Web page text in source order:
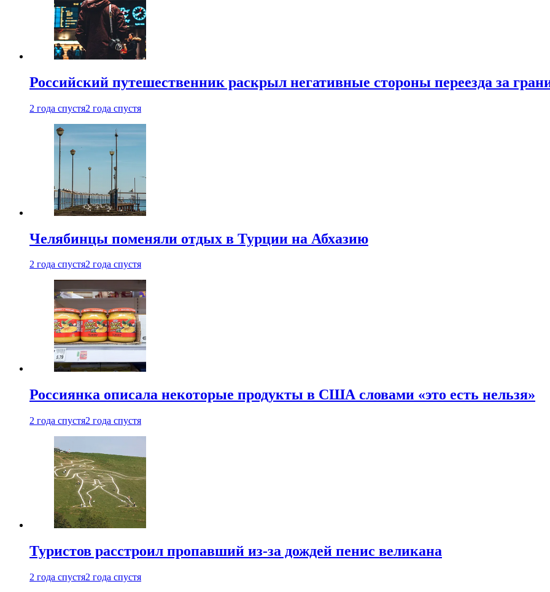
Российский путешественник раскрыл негативные стороны переезда за
2 года спустя2 года спустя
Челябинцы поменяли отдых в Турции на Абхазию
2 года спустя2 года спустя
Россиянка описала некоторые продукты в США словами «это есть нельзя»
2 года спустя2 года спустя
Туристов расстроил пропавший из-за дождей пенис великана
2 года спустя2 года спустя